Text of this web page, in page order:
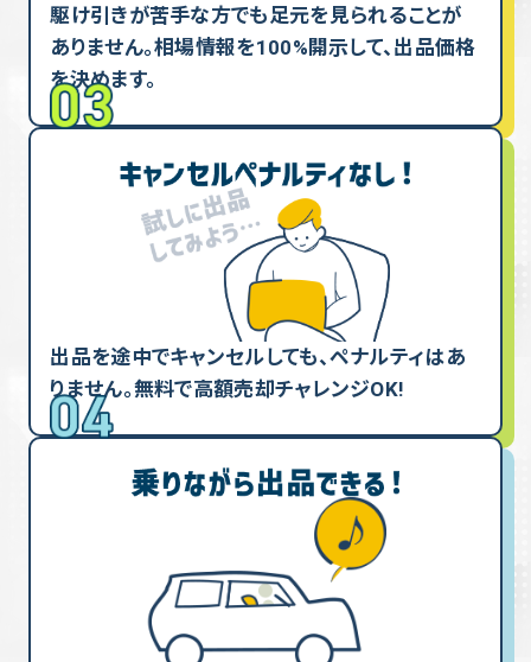
駆け引きが苦手な方でも足元を見られることが
ありません。相場情報を100%開示して、出品価格
を決めます。
出品を途中でキャンセルしても、ペナルティはあ
りません。無料で高額売却チャレンジOK!